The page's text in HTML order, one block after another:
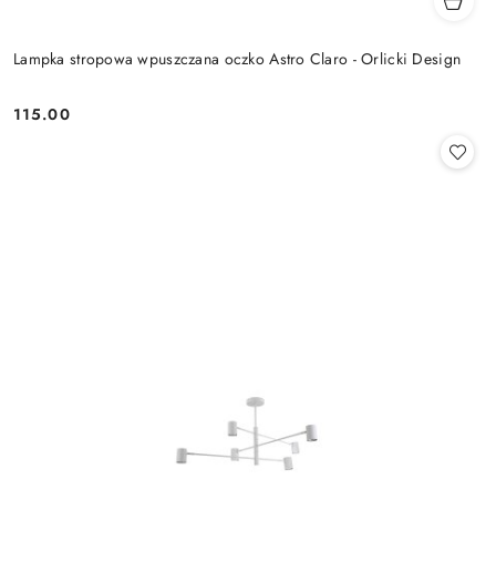
Lampka stropowa wpuszczana oczko Astro Claro - Orlicki Design
Cena:
115.00